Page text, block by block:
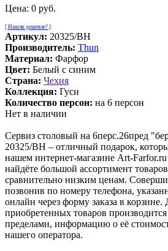
Цена: 0 руб.
[ Нашли дешевле? ]
Артикул: 20325/BH
Производитель: Thun
Материал: Фарфор
Цвет: Белый с синим
Страна: Чехия
Коллекция: Гуси
Количество персон: на 6 персон
Нет в наличии
Сервиз столовый на 6перс.26пред
20325/BH – отличный подарок,
нашем интернет-магазине Art-
найдёте большой ассортимент
сравнительно низким ценам.
позвонив по номеру телефона,
онлайн через форму заказа в корзине.
приобретенных товаров
пределами, информацию о её
нашего оператора.